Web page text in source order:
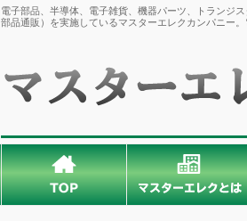
電子部品、半導体、電子雑貨、機器パーツ、トランジ
部品通販）を実施しているマスターエレクカンパニー